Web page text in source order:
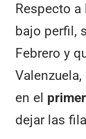
Respecto
bajo perfil,
Febrero y
en el
dejar las